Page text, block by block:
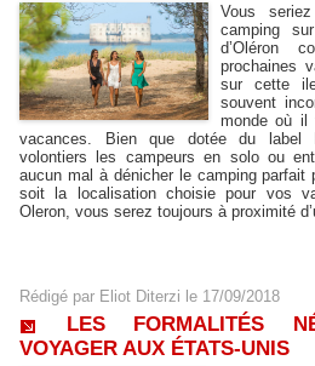
Vous
camping
d’Oléron
prochaines
sur cette
souvent
monde où il
vacances. Bien que dotée du label
volontiers les campeurs en solo ou
aucun mal à dénicher le camping parfait
soit la localisation choisie pour vos
Oleron, vous serez toujours à proximité
Rédigé par Eliot Diterzi le 17/09/2018
LES FORMALITÉS
VOYAGER AUX ÉTATS-UNIS